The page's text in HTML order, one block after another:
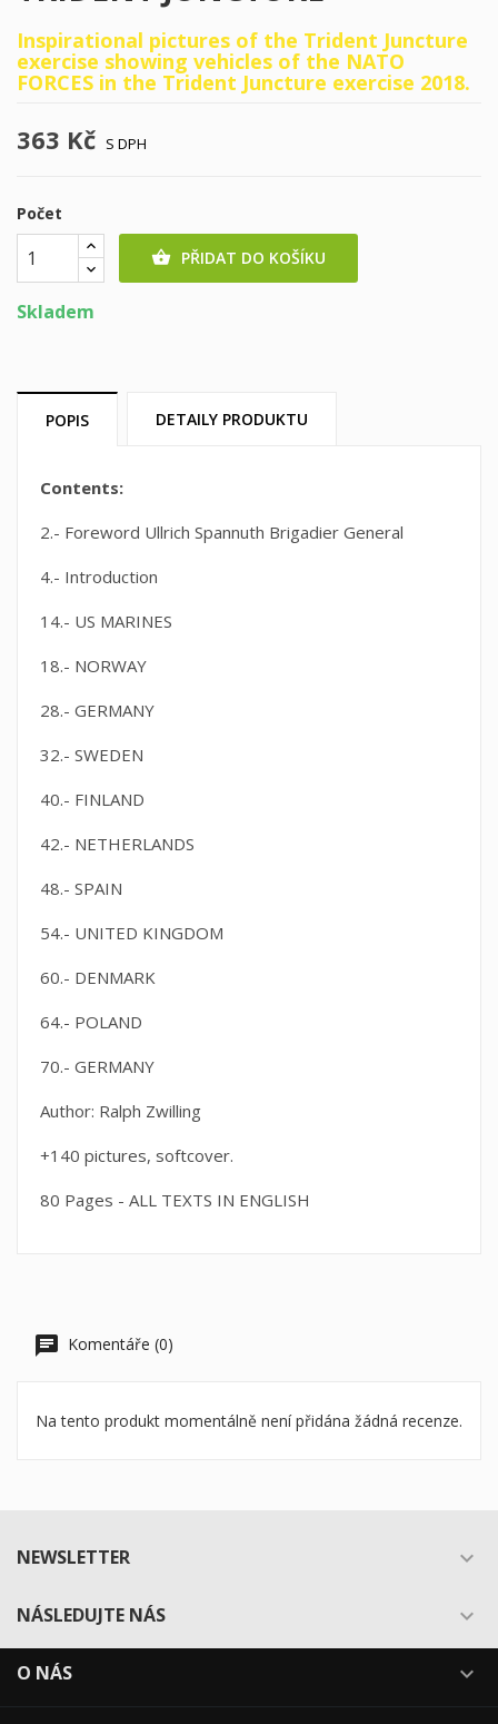
Inspirational pictures of the Trident Juncture
exercise showing vehicles of the NATO
FORCES in the Trident Juncture exercise 2018.
363 Kč S DPH
Počet
 PŘIDAT DO KOŠÍKU
Skladem
POPIS DETAILY PRODUKTU
Contents:
2.- Foreword Ullrich Spannuth Brigadier General
4.- Introduction
14.- US MARINES
18.- NORWAY
28.- GERMANY
32.- SWEDEN
40.- FINLAND
42.- NETHERLANDS
48.- SPAIN
54.- UNITED KINGDOM
60.- DENMARK
64.- POLAND
70.- GERMANY
Author: Ralph Zwilling
+140 pictures, softcover.
80 Pages - ALL TEXTS IN ENGLISH
Komentáře (0)
Na tento produkt momentálně není přidána žádná recenze.
NEWSLETTER 
NÁSLEDUJTE NÁS 
O NÁS 